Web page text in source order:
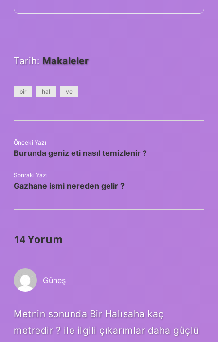
Tarih: Makaleler
bir hal ve
Önceki Yazı
Burunda geniz eti nasıl temizlenir ?
Sonraki Yazı
Gazhane ismi nereden gelir ?
14 Yorum
Güneş
Metnin sonunda Bir Halısaha kaç
metredir ? ile ilgili çıkarımlar daha güçlü